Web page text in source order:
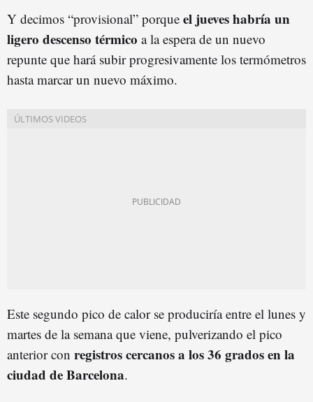
Y decimos “provisional” porque el jueves habría un
ligero descenso térmico a la espera de un nuevo
repunte que hará subir progresivamente los termómetros
hasta marcar un nuevo máximo.
Este segundo pico de calor se produciría entre el lunes y
martes de la semana que viene, pulverizando el pico
anterior con registros cercanos a los 36 grados en la
ciudad de Barcelona.